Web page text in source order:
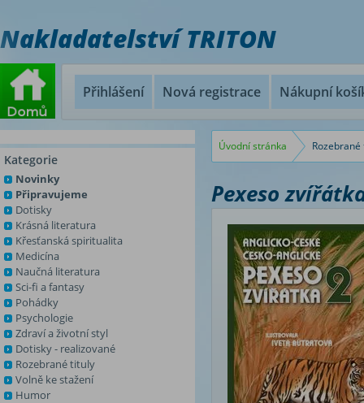
Nakladatelství TRITON
Přihlášení Nová registrace Nákupní
Kategorie
Novinky
Připravujeme
Dotisky
Krásná literatura
Křesťanská spiritualita
Medicína
Naučná literatura
Sci-fi a fantasy
Pohádky
Psychologie
Zdraví a životní styl
Dotisky - realizované
Rozebrané tituly
Volně ke stažení
Humor
Úvodní stránka
Pexeso